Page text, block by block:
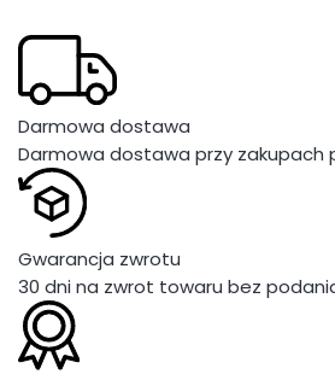
Darmowa dostawa
Darmowa dostawa przy zakupach
Gwarancja zwrotu
30 dni na zwrot towaru bez